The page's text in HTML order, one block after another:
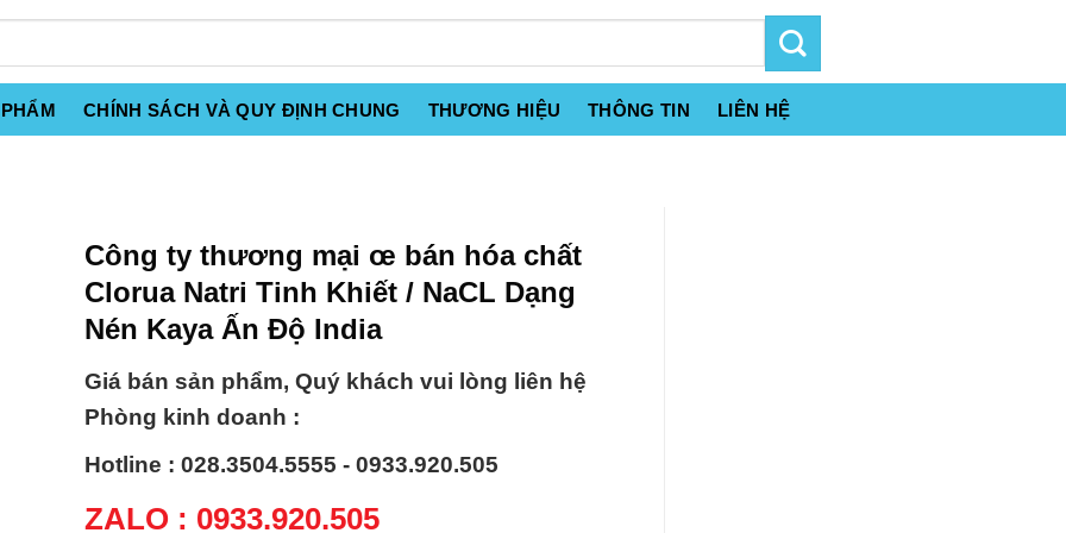
CHÍNH SÁCH VÀ QUY ĐỊNH CHUNG THƯƠNG HIỆU THÔNG TIN LIÊN HỆ
Công ty thương mại œ bán hóa chất
Clorua Natri Tinh Khiết / NaCL Dạng
Nén Kaya Ấn Độ India
Giá bán sản phẩm, Quý khách vui lòng liên hệ
Phòng kinh doanh :
Hotline : 028.3504.5555 - 0933.920.505
ZALO : 0933.920.505